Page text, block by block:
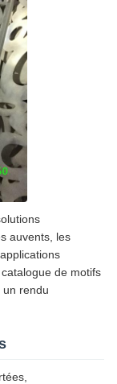
auvents, les
de motifs
rendu